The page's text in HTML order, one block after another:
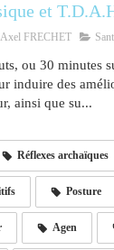
et
Axel FRECHET
ou 30 minutes
induire des
ainsi que su...
Réflexes archaïques
Posture
Agen